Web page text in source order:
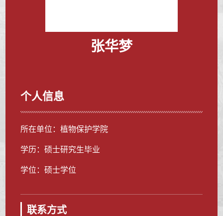
张华梦
个人信息
所在单位：植物保护学院
学历：硕士研究生毕业
学位：硕士学位
联系方式